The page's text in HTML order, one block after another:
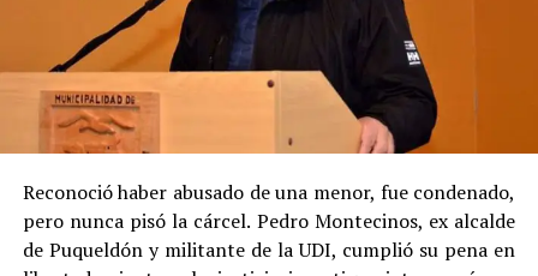
Reconoció haber abusado de una menor, fue condenado,
pero nunca pisó la cárcel. Pedro Montecinos, ex alcalde
de Puqueldón y militante de la UDI, cumplió su pena en